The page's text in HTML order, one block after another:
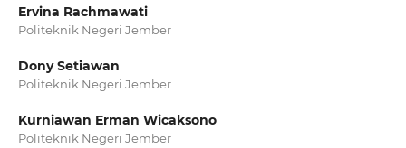
Ervina Rachmawati
Politeknik Negeri Jember
Dony Setiawan
Politeknik Negeri Jember
Kurniawan Erman Wicaksono
Politeknik Negeri Jember